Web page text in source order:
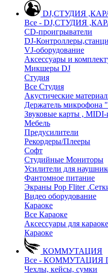
DJ,СТУДИЯ
Все - DJ,СТУДИЯ
CD-проигрыватели
DJ-
VJ-оборудование
Аксессуары и
Микшеры DJ
Студия
Все Студия
Акустические
Держатель
Звуковые карты , MIDI-
Мебель
Предусилители
Рекордеры/Плееры
Софт
Студийные Мониторы
Усилители для
Фантомное питание
Экраны Pop Fliter
Видео оборудование
Караоке
Все Караоке
Аксессуары для караоке
Караоке
КОММУТАЦИЯ
Все - КОММУТАЦИЯ
Чехлы, кейсы, сумки